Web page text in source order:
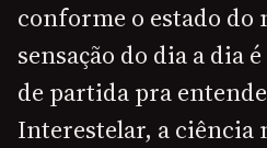
conforme o estado do
sensação do dia a dia
de partida pra
Interestelar, a ciência